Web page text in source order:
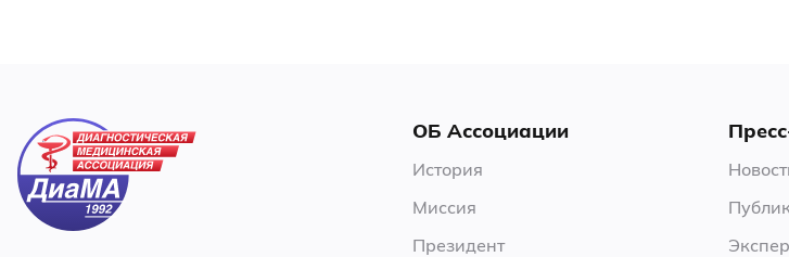
ОБ Ассоциации
История
Миссия
Президент